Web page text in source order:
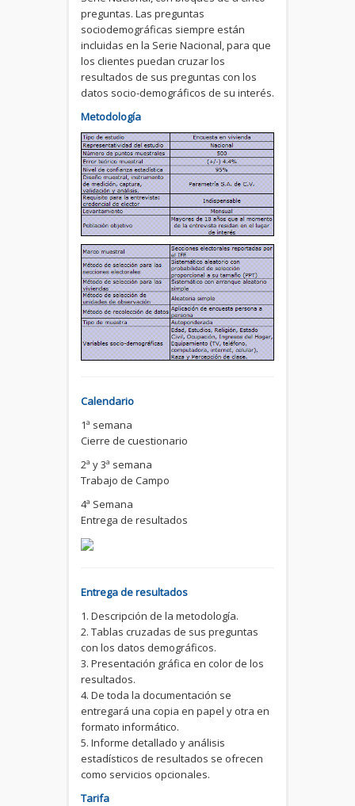
preguntas. Las preguntas
sociodemográficas siempre están
incluidas en la Serie Nacional, para que
los clientes puedan cruzar los
resultados de sus preguntas con los
datos socio-demográficos de su interés.
Metodología
Calendario
1ª semana
Cierre de cuestionario
2ª y 3ª semana
Trabajo de Campo
4ª Semana
Entrega de resultados
Entrega de resultados
1. Descripción de la metodología.
2. Tablas cruzadas de sus preguntas
con los datos demográficos.
3. Presentación gráfica en color de los
resultados.
4. De toda la documentación se
entregará una copia en papel y otra en
formato informático.
5. Informe detallado y análisis
estadísticos de resultados se ofrecen
como servicios opcionales.
Tarifa